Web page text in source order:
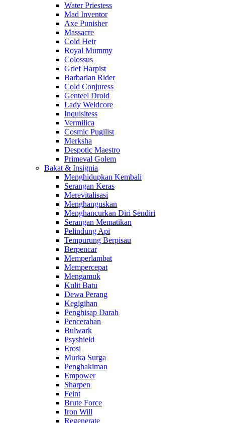
Water Priestess
Mad Inventor
Axe Punisher
Massacre
Cold Heir
Royal Mummy
Colossus
Grief Harpist
Barbarian Rider
Cold Conjuress
Genteel Droid
Lady Weldcore
Inquisitess
Vermilica
Cosmic Pugilist
Merksha
Despotic Maestro
Primeval Golem
Bakat & Insignia
Menghidupkan Kembali
Serangan Keras
Merevitalisasi
Menghanguskan
Menghancurkan Diri Sendiri
Serangan Mematikan
Pelindung Api
Tempurung Berpisau
Berpencar
Memperlambat
Mempercepat
Mengamuk
Kulit Batu
Dewa Perang
Kegigihan
Penghisap Darah
Pencerahan
Bulwark
Psyshield
Erosi
Murka Surga
Penghakiman
Empower
Sharpen
Feint
Brute Force
Iron Will
Regenerate